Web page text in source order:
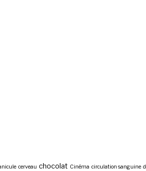
cerveau chocolat Cinéma circulation sanguine